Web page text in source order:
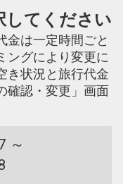
してください
金は一定時間ごと
ングにより変更に
き状況と旅行代金
確認・変更」画面
～